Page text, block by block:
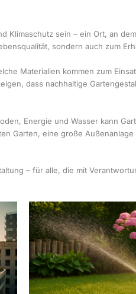
Klimaschutz sein – ein Ort, an
sondern auch zum
Materialien kommen zum
dass nachhaltige
Energie und Wasser kann
Garten, eine große
– für alle, die mit